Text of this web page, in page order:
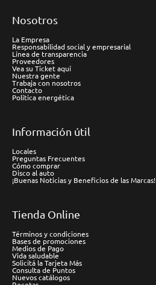
Nosotros
La Empresa
Responsabilidad social y empresarial
Línea de transparencia
Proveedores
Vea su Ticket aquí
Nuestra gente
Trabaja con nosotros
Contacto
Política energética
Información útil
Locales
Preguntas Frecuentes
Cómo comprar
Disco al auto
¡Buenas Noticias y Beneficios de las Marcas!
Tienda Online
Términos y condiciones
Bases de promociones
Medios de Pago
Vida saludable
Solicitá la Tarjeta Más
Consulta de Puntos
Nuevos catálogos